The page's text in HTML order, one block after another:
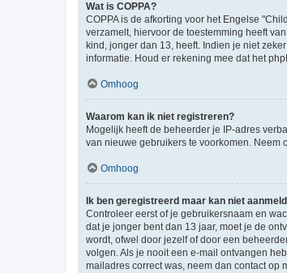
Wat is COPPA?
COPPA is de afkorting voor het Engelse
verzamelt, hiervoor de toestemming heeft
kind, jonger dan 13, heeft. Indien je niet
informatie. Houd er rekening mee dat het
Omhoog
Waarom kan ik niet registreren?
Mogelijk heeft de beheerder je IP-adres
van nieuwe gebruikers te voorkomen. Neem
Omhoog
Ik ben geregistreerd maar kan niet
Controleer eerst of je gebruikersnaam en
dat je jonger bent dan 13 jaar, moet je de
wordt, ofwel door jezelf of door een
volgen. Als je nooit een e-mail ontvangen
mailadres correct was, neem dan contact op